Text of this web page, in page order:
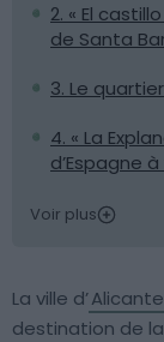
2. « El
de Santa
3. Le
4. « La
d’Espagne
Voir plus
La ville d’Alicante
destination de